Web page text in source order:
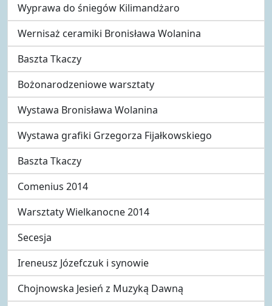
Wyprawa do śniegów Kilimandżaro
Wernisaż ceramiki Bronisława Wolanina
Baszta Tkaczy
Bożonarodzeniowe warsztaty
Wystawa Bronisława Wolanina
Wystawa grafiki Grzegorza Fijałkowskiego
Baszta Tkaczy
Comenius 2014
Warsztaty Wielkanocne 2014
Secesja
Ireneusz Józefczuk i synowie
Chojnowska Jesień z Muzyką Dawną